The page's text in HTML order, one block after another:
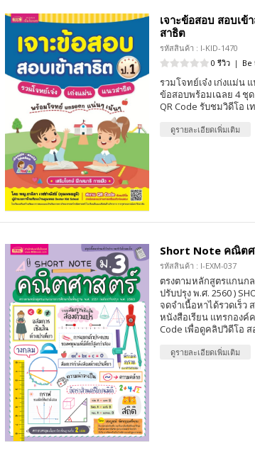
เจาะข้อสอบ สอบเข้
สาธิต
รหัสสินค้า : I-KID-1470
0 รีวิว |
รวมโจทย์เจ๋ง เก่งแม่น
ข้อสอบพร้อมเฉลย 4 ชุ
QR Code รับชมวิดีโอ
ดูรายละเอียดเพิ่มเติม
Short Note คณิตศ
รหัสสินค้า : I-EXM-037
ตรงตามหลักสูตรแกนก
ปรับปรุง พ.ศ. 2560 )
จดจำเนื้อหาได้รวดเร็ว
หนังสือเรียน แทรกองค์
Code เพื่อดูคลิปวิดีโอ
ดูรายละเอียดเพิ่มเติม